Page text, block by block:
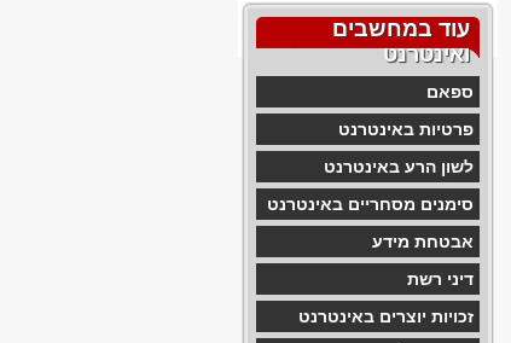
עוד במחשבים
ואינטרנט
ספאם
פרטיות באינטרנט
לשון הרע באינטרנט
סימנים מסחריים באינטרנט
אבטחת מידע
דיני רשת
זכויות יוצרים באינטרנט